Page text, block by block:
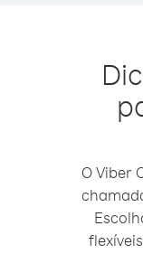
O Viber